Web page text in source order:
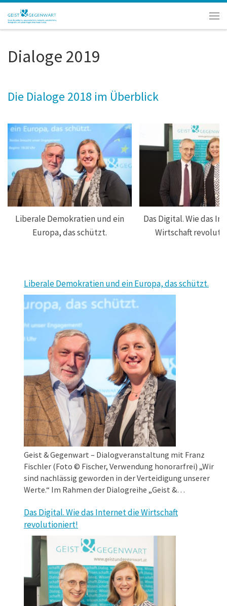
Zum Inhalt springen
Dialoge 2019
Die Dialoge 2018 im Überblick
Liberale Demokratien und ein
Europa, das schützt.
Das Digital. Wie das
Wirtschaft
Liberale Demokratien und ein Europa, das schützt.
Geist & Gegenwart – Dialogveranstaltung mit Franz
Fischler (Foto © Fischer, Verwendung honorarfrei) „Wir
sind nachlässig geworden in der Verteidigung unserer
Werte.“ Im Rahmen der Dialogreihe „Geist &
EU-Kommissar und nunmehrige Präsident des
Europäischen Forum Alpbach, Franz Fischler, in der Aula
der Alten Universität Graz zu Gast.
…
Das Digital. Wie das Internet die Wirtschaft
revolutioniert!